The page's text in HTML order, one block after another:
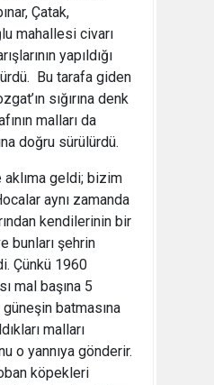
Çatak,
mahallesi civarı
yapıldığı
Bu tarafa giden
sığırına denk
malları da
doğru sürülürdü.
aklıma geldi; bizim
aynı zamanda
kendilerinin bir
bunları şehrin
Çünkü 1960
mal başına 5
batmasına
malları
o yannıya gönderir.
köpekleri